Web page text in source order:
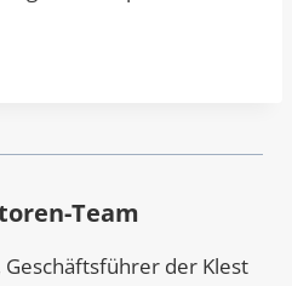
Team
der Klest